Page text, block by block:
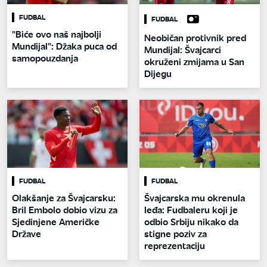
FUDBAL
"Biće ovo naš najbolji
Mundijal": Džaka puca od
samopouzdanja
FUDBAL
Neobičan protivnik pred
Mundijal: Švajcarci
okruženi zmijama u San
Dijegu
FUDBAL
Olakšanje za Švajcarsku:
Bril Embolo dobio vizu za
Sjedinjene Američke
Države
FUDBAL
Švajcarska mu okrenula
leđa: Fudbaleru koji je
odbio Srbiju nikako da
stigne poziv za
reprezentaciju